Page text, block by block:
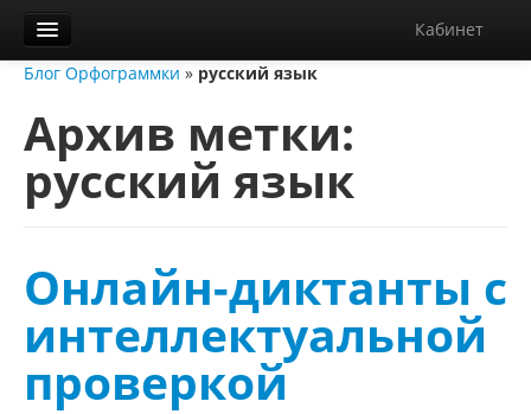
Кабинет
Орфограммка
Библиотека
Блог
Справка
Диктанты
Блог Орфограммки » русский язык
Архив метки:
русский язык
Онлайн-диктанты с
интеллектуальной
проверкой